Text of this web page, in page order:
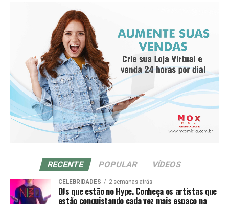
Sensação de qi
De-qi (Chinês: 得气; pinyin: dé qì; “chegada de qi”) se
refere a uma alegada sensação de torpor, distensão ou
formigamento elétrico no local da agulha. Se essa
sensação não ocorre, então se justifica dizendo que o
acuponto não foi localizado corretamente, ou a agulha
não foi inserida na profundidade correta, ou houve
manipulação inadequada. Se o de-qi não é
imediatamente sentido no local de inserção da agulha,
várias técnicas de manipulação costumam ser
tremer.[61]
governo estadual.
Diante desse cenário, o neurocirurgião Afonso Aragão,
referência no tratamento de doenças da coluna, faz um
alerta firme para a população. Ele afirma que a hérnia de
disco cervical é uma condição que costuma ser
subestimada, mas que pode evoluir para consequências
graves se não for identificada e tratada com rapidez e
atenção.
“A dor no pescoço costuma ser tratada como algo
computador. Mas, quando o incômodo persiste ou
começa a irradiar para os braços, o problema pode ser
mais sério. A hérnia de disco cervical é uma das
principais causas de dor incapacitante na região e
RECENTE POPULAR VÍDEOS
CELEBRIDADES 2 semanas atrás
DJs que estão no Hype. Conheça os artistas que
estão conquistando cada vez mais espaço na